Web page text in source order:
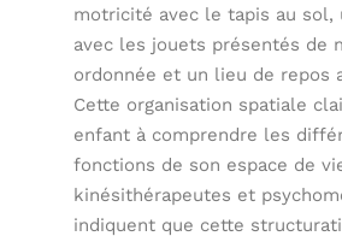
motricité avec le tapis au sol,
avec les jouets présentés de
ordonnée et un lieu de repos
Cette organisation spatiale
enfant à comprendre les
fonctions de son espace de
kinésithérapeutes et
indiquent que cette